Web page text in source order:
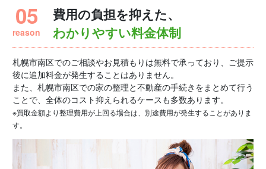
05
reason
費用の負担を抑えた、
わかりやすい料金体制
札幌市南区でのご相談やお見積もりは無料で承っており、ご提示
後に追加料金が発生することはありません。
また、札幌市南区での家の整理と不動産の手続きをまとめて行う
ことで、全体のコスト抑えられるケースも多数あります。
※買取金額より整理費用が上回る場合は、別途費用が発生することがありま
す。